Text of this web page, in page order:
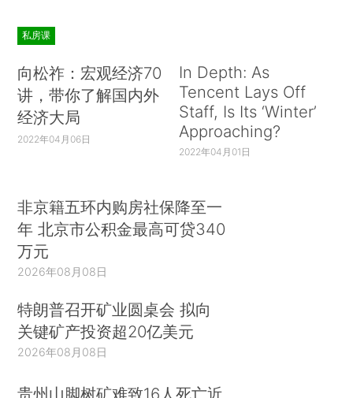
私房课
向松祚：宏观经济70
讲，带你了解国内外
经济大局
2022年04月06日
In Depth: As
Tencent Lays Off
Staff, Is Its ‘Winter’
Approaching?
2022年04月01日
非京籍五环内购房社保降至一
年 北京市公积金最高可贷340
万元
2026年08月08日
特朗普召开矿业圆桌会 拟向
关键矿产投资超20亿美元
2026年08月08日
贵州山脚树矿难致16人死亡近